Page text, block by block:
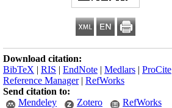
Download citation:
BibTeX | RIS | EndNote | Medlars | ProCite
Reference Manager| RefWorks
Send citation to:
Mendeley
Zotero RefWorks